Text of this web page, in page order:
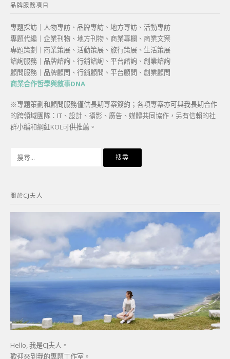
品牌服務項目
專題採訪｜人物專訪、品牌專訪、地方專訪、活動專訪
專題代編｜企業刊物、地方刊物、商業專欄、商業文案
專題策劃｜商業策展、活動策展、旅行策展、生活策展
諮詢服務｜品牌諮詢、行銷諮詢、平台諮詢、創業諮詢
顧問服務｜品牌顧問、行銷顧問、平台顧問、創業顧問
商業合作哲學與敘事DNA
※專題策劃和顧問服務僅供長期專案簽約；各項專案亦可與我長期合作
的跨領域團隊：IT、設計、攝影、廣告、媒體共同協作，另有信賴的社
群小編和網紅KOL可供推薦。
字:
關於CJ夫人
Hello, 我是CJ夫人。
歡迎來到我的專題工作室。